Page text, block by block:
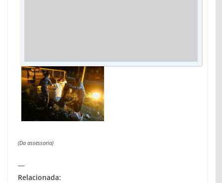
(Da assessoria)
—
Relacionada: